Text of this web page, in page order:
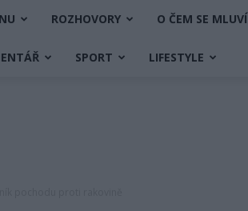
ROZHOVORY O ČEM SE MLUVÍ
SPORT LIFESTYLE